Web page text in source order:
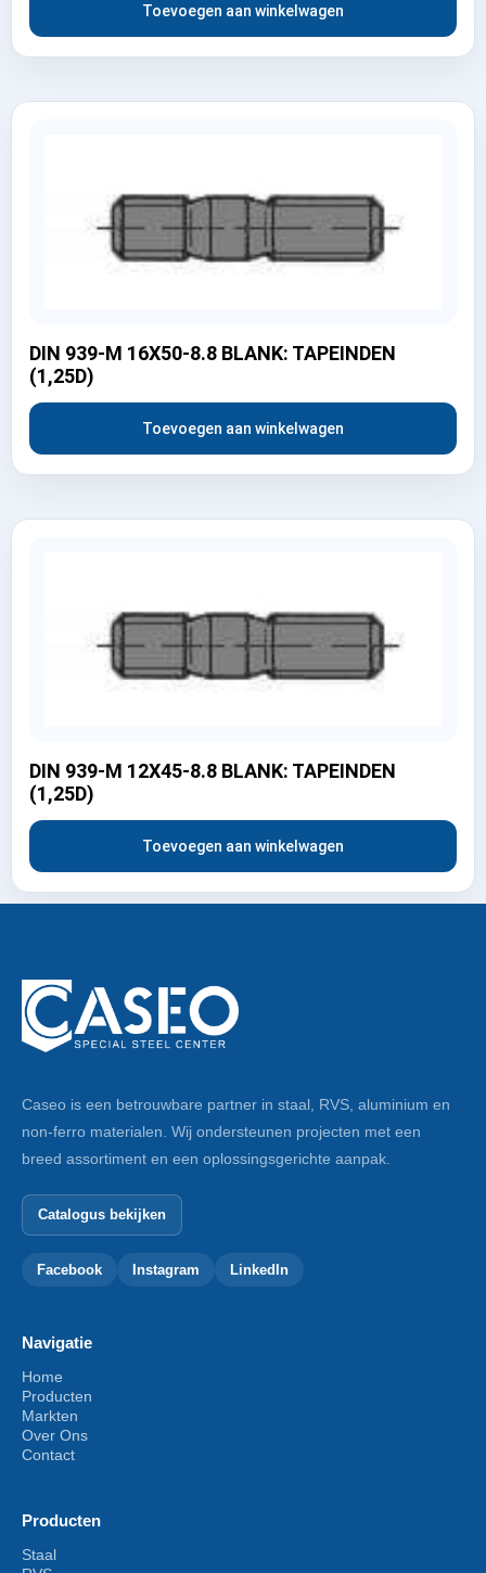
Toevoegen aan winkelwagen
DIN 939-M 16X50-8.8 BLANK: TAPEINDEN
(1,25D)
Toevoegen aan winkelwagen
DIN 939-M 12X45-8.8 BLANK: TAPEINDEN
(1,25D)
Toevoegen aan winkelwagen
Caseo is een betrouwbare partner in staal, RVS, aluminium en
non-ferro materialen. Wij ondersteunen projecten met een
breed assortiment en een oplossingsgerichte aanpak.
Catalogus bekijken
Facebook Instagram LinkedIn
Navigatie
Home
Producten
Markten
Over Ons
Contact
Producten
Staal